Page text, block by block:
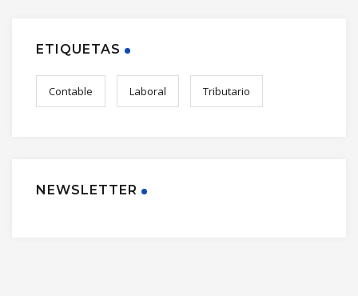
ETIQUETAS
Contable Laboral Tributario
NEWSLETTER